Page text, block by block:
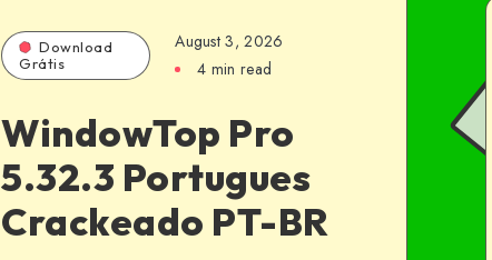
Download
Grátis
August 3, 2026
4 min read
WindowTop Pro
5.32.3 Portugues
Crackeado PT-BR